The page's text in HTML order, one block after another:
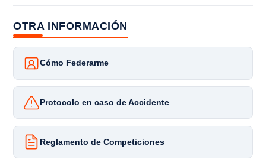
OTRA INFORMACIÓN
Cómo Federarme
Protocolo en caso de Accidente
Reglamento de Competiciones